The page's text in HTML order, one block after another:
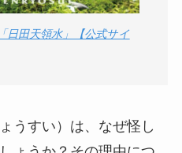
ロモート株式会社の
口コミ・評判は実際
実際どう？
日田天領水」【公式サイ
うすい）は、なぜ怪し